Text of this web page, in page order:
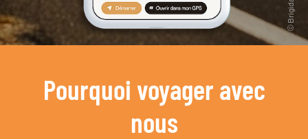
Pourquoi voyager avec
nous